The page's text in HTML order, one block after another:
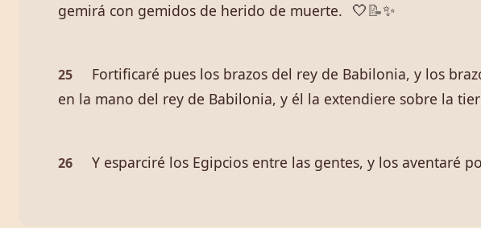
gemirá con gemidos de herido de muerte.
🤍 📝✨
25
Fortificaré pues los brazos del rey de Babilonia, y los
en la mano del rey de Babilonia, y él la extendiere sobre la
26 Y esparciré los Egipcios entre las gentes, y los aventaré